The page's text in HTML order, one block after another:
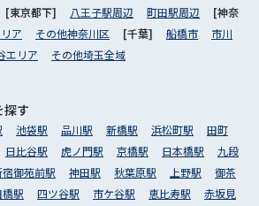
[東京都下] 八王子駅周辺 町田駅周辺
[神奈
ア その他神奈川区 [千葉] 船橋市
市川
エリア その他埼玉全域
探す
池袋駅 品川駅 新橋駅 浜松町駅
田町
日比谷駅 虎ノ門駅 京橋駅 日本橋駅
九段
宿御苑前駅 神田駅 秋葉原駅 上野駅
御茶
駅 四ツ谷駅 市ケ谷駅 恵比寿駅
赤坂見